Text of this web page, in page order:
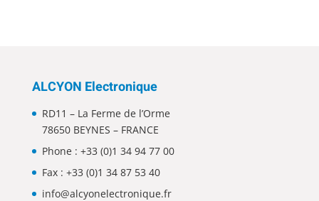
ALCYON Electronique
RD11 – La Ferme de l’Orme
78650 BEYNES – FRANCE
Phone : +33 (0)1 34 94 77 00
Fax : +33 (0)1 34 87 53 40
info@alcyonelectronique.fr